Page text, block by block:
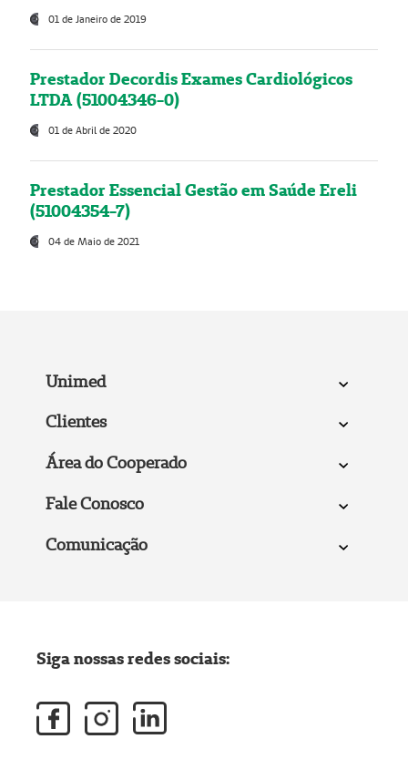
01 de Janeiro de 2019
Prestador Decordis Exames Cardiológicos
LTDA (51004346-0)
01 de Abril de 2020
Prestador Essencial Gestão em Saúde Ereli
(51004354-7)
04 de Maio de 2021
Unimed
Clientes
Área do Cooperado
Fale Conosco
Comunicação
Siga nossas redes sociais: